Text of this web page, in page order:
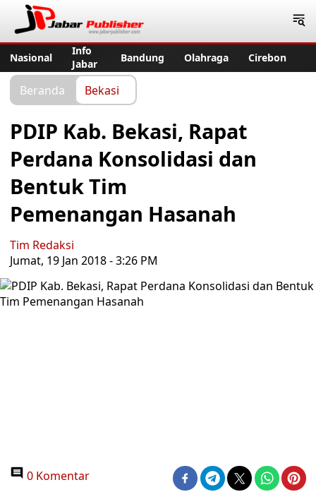
Nasional
Info
Jabar
Bandung Olahraga Cirebon
Beranda Bekasi
PDIP Kab. Bekasi, Rapat
Perdana Konsolidasi dan
Bentuk Tim
Pemenangan Hasanah
Tim Redaksi
Jumat, 19 Jan 2018 - 3:26 PM
0 Komentar